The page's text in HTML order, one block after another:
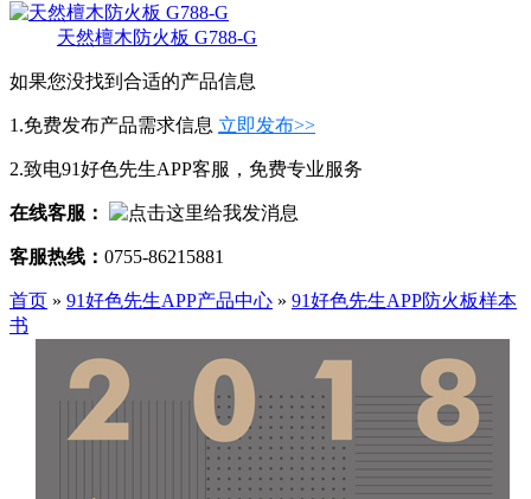
天然檀木防火板 G788-G
如果您没找到合适的产品信息
1.免费发布产品需求信息 立即发布>>
2.致电91好色先生APP客服，免费专业服务
在线客服：
客服热线： 0755-86215881
首页 » 91好色先生APP产品中心 » 91好色先生APP防火板样本
书